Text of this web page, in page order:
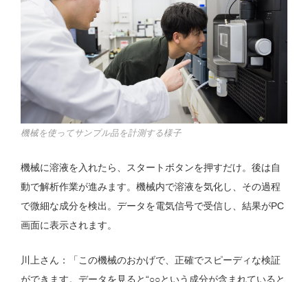
機械を使ってサンプル品を計測する様子
機械に溶液を入れたら、スタートボタンを押すだけ。後は自
動で解析作業が進みます。機械内で溶液を気化し、その過程
で微細な成分を検出。データを電気信号で受信し、結果がPC
画面に表示されます。
川上さん：「この機械のおかげで、正確でスピーディな検証
ができます。データを見ると“○○という成分が含まれていると